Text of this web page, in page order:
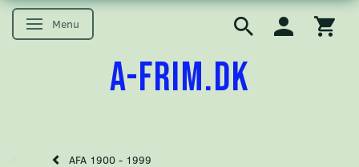
Skifte navigation
Menu
A-FRIM.DK
AFA 1900 - 1999